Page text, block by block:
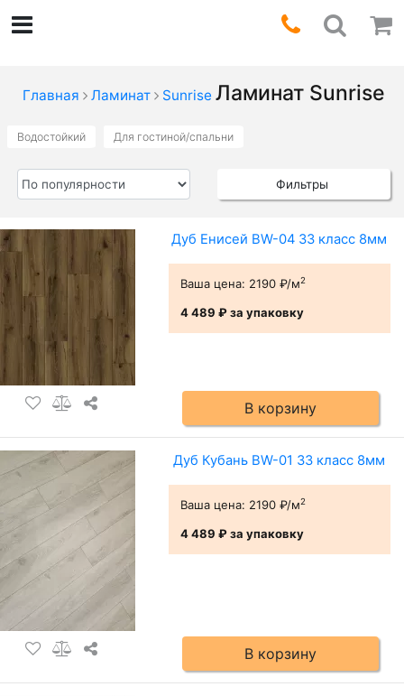
Главная Ламинат Sunrise Ламинат Sunrise
Водостойкий Для гостиной/спальни
Фильтры
Дуб Енисей BW-04 33 класс 8мм
Ваша цена: 2190 ₽/м2
4 489 ₽за упаковку
В корзину
Дуб Кубань BW-01 33 класс 8мм
Ваша цена: 2190 ₽/м2
4 489 ₽за упаковку
В корзину